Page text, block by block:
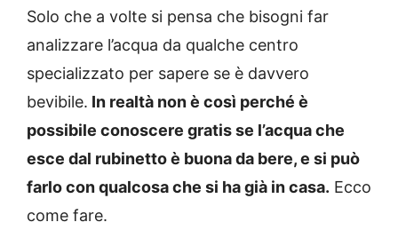
Solo che a volte si pensa che bisogni far
analizzare l’acqua da qualche centro
specializzato per sapere se è davvero
bevibile. In realtà non è così perché è
possibile conoscere gratis se l’acqua che
esce dal rubinetto è buona da bere, e si può
farlo con qualcosa che si ha già in casa. Ecco
come fare.